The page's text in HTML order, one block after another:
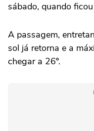
sábado, quando
A passagem,
sol já retorna e a
chegar a 26º.